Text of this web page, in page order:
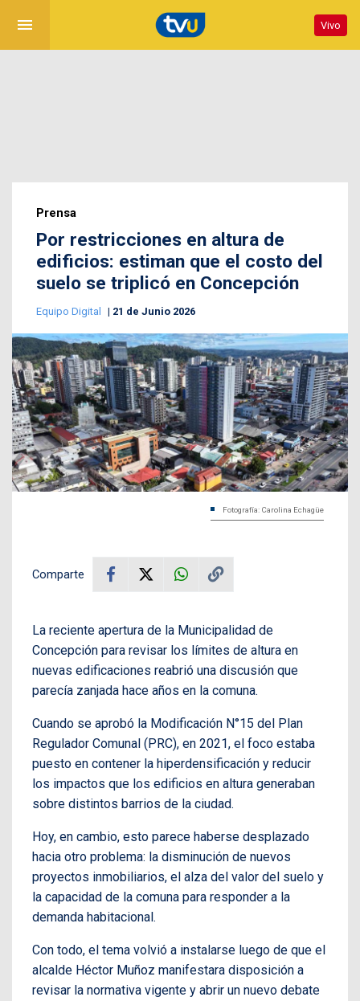
menu Vivo
Prensa
Por restricciones en altura de
edificios: estiman que el costo del
suelo se triplicó en Concepción
Equipo Digital 21 de Junio 2026
Fotografía: Carolina Echagüe
Comparte
La reciente apertura de la Municipalidad de
Concepción para revisar los límites de altura en
nuevas edificaciones reabrió una discusión que
parecía zanjada hace años en la comuna.
Cuando se aprobó la Modificación N°15 del Plan
Regulador Comunal (PRC), en 2021, el foco estaba
puesto en contener la hiperdensificación y reducir
los impactos que los edificios en altura generaban
sobre distintos barrios de la ciudad.
Hoy, en cambio, esto parece haberse desplazado
hacia otro problema: la disminución de nuevos
proyectos inmobiliarios, el alza del valor del suelo y
la capacidad de la comuna para responder a la
demanda habitacional.
Con todo, el tema volvió a instalarse luego de que el
alcalde Héctor Muñoz manifestara disposición a
revisar la normativa vigente y abrir un nuevo debate